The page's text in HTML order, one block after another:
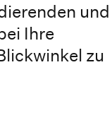
und
Ihre
zu